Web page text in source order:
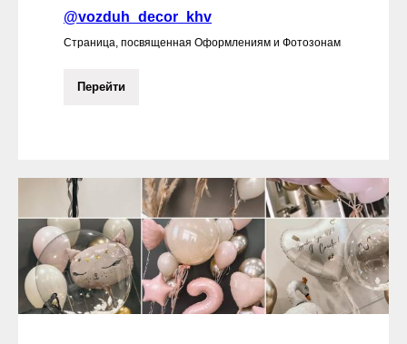
@vozduh_decor_khv
Страница, посвященная Оформлениям и Фотозонам
Перейти